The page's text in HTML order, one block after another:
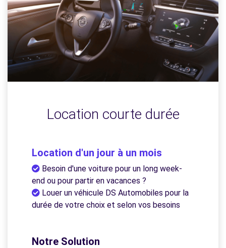
Location courte durée
Location d'un jour à un mois
Besoin d'une voiture pour un long week-
end ou pour partir en vacances ?
Louer un véhicule DS Automobiles pour la
durée de votre choix et selon vos besoins
Notre Solution